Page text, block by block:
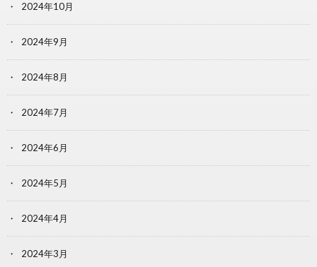
2024年10月
2024年9月
2024年8月
2024年7月
2024年6月
2024年5月
2024年4月
2024年3月